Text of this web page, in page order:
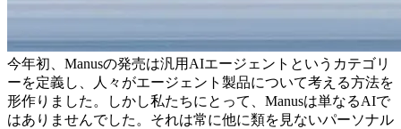
今年初、Manusの発売は汎用AIエージェント というカテゴリ
ーを定義し、人々がエージェント製品について考える方法を
形作りました。しかし私たちにとって、Manusは単なるAIで
はありませんでした。それは常に他に類を見ないパーソナル